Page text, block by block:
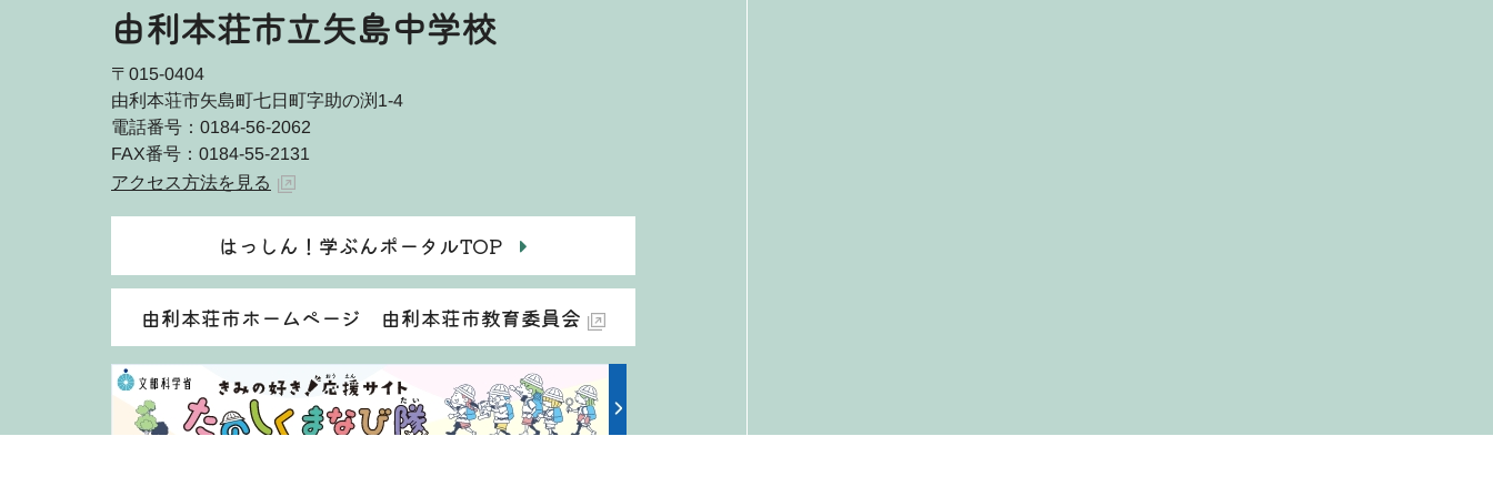
由利本荘市立矢島中学校
〒015-0404
由利本荘市矢島町七日町字助の渕1-4
電話番号：0184-56-2062
FAX番号：0184-55-2131
アクセス方法を見る
はっしん！学ぶんポータルTOP
由利本荘市ホームページ 由利本荘市教育委員会